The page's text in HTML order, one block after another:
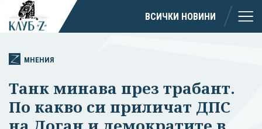
ВСИЧКИ НОВИНИ
МНЕНИЯ
Танк минава през трабант.
По какво си приличат ДПС